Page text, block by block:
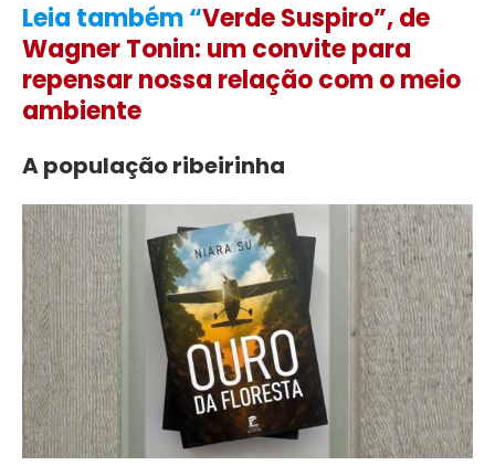
Leia também “Verde Suspiro”, de
Wagner Tonin: um convite para
repensar nossa relação com o meio
ambiente
A população ribeirinha